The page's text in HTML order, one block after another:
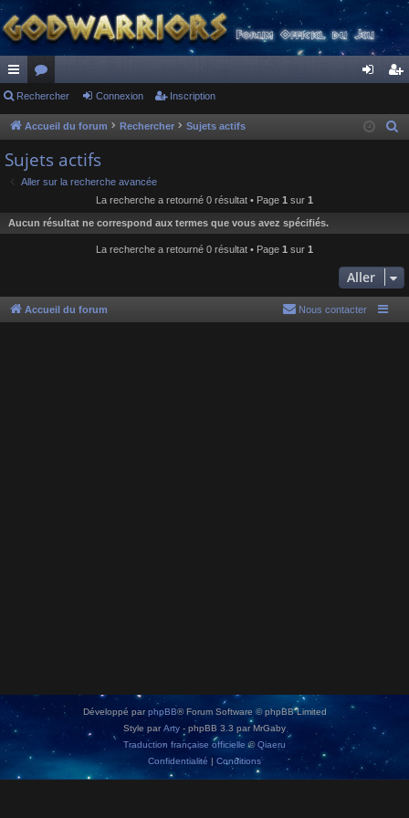
ac
co
ur
ci
or
u
s
ne cri
Rechercher Connexion Inscription
Accueil du forum Rechercher Sujets actifs
h
e
Sujets actifs
Aller sur la recherche avancée
La recherche a retourné 0 résultat • Page 1 sur 1
Aucun résultat ne correspond aux termes que vous avez spécifiés.
La recherche a retourné 0 résultat • Page 1 sur 1
Aller
Accueil du forum Nous contacter
Développé par phpBB® Forum Software © phpBB Limited
Style parArty - phpBB 3.3 par MrGaby
Traduction française officielle ©Qiaeru
Confidentialité | Conditions